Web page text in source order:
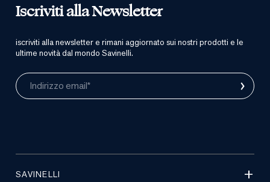
Iscriviti alla Newsletter
iscriviti alla newsletter e rimani aggiornato sui nostri prodotti e le
ultime novità dal mondo Savinelli.
Indirizzo email* ›
SAVINELLI